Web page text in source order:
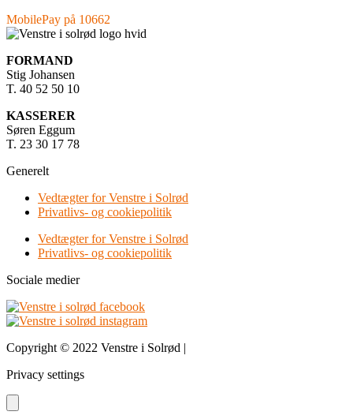
MobilePay på 10662
FORMAND
Stig Johansen
T. 40 52 50 10
KASSERER
Søren Eggum
T. 23 30 17 78
Generelt
Vedtægter for Venstre i Solrød
Privatlivs- og cookiepolitik
Vedtægter for Venstre i Solrød
Privatlivs- og cookiepolitik
Sociale medier
Copyright © 2022 Venstre i Solrød |
Privacy settings